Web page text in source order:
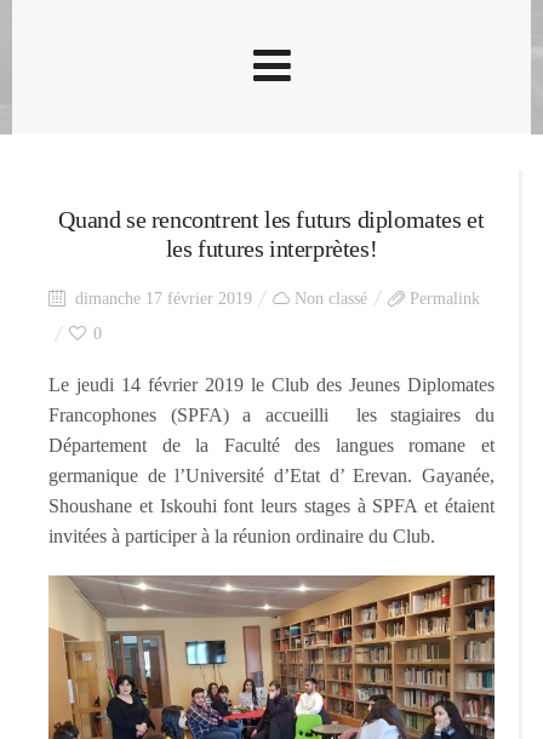
Quand se rencontrent les futurs diplomates et
les futures interprètes!
dimanche 17 février 2019 Non classé
Permalink
0
Le jeudi 14 février 2019 le Club des Jeunes Diplomates
Francophones (SPFA) a accueilli les stagiaires du
Département de la Faculté des langues romane et
germanique de l’Université d’Etat d’ Erevan. Gayanée,
Shoushane et Iskouhi font leurs stages à SPFA et étaient
invitées à participer à la réunion ordinaire du Club.